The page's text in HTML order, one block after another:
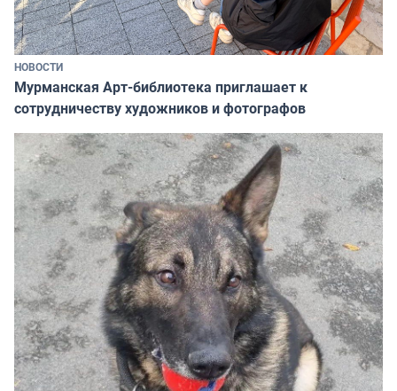
НОВОСТИ
Мурманская Арт-библиотека приглашает к
сотрудничеству художников и фотографов